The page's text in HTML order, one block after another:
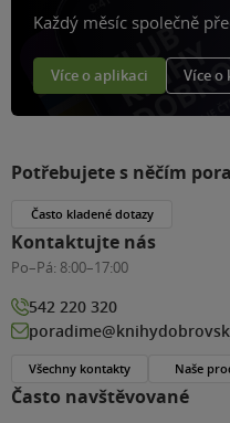
Každý měsíc společně
Více o aplikaci Více o
Často navštěvované
Potřebujete s něčím
Často kladené dotazy
Kontaktujte nás
Po–Pá: 8:00–17:00
542 220 320
Všechny kontakty Naše